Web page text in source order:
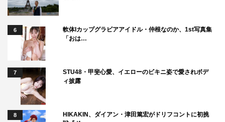
6
軟体Iカップグラビアアイドル・仲根なのか、1st写真集
「おは…
7
STU48・甲斐心愛、イエローのビキニ姿で愛されボデ
ィ披露
8
HIKAKIN、ダイアン・津田篤宏がドリフコントに初挑